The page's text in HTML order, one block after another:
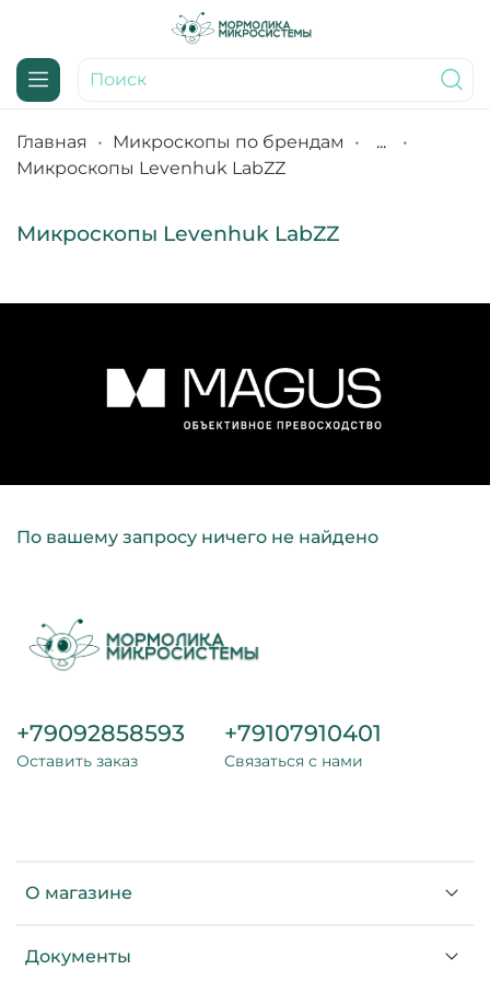
Главная Микроскопы по брендам
...
Микроскопы Levenhuk LabZZ
Микроскопы Levenhuk LabZZ
По вашему запросу ничего не найдено
О магазине
Документы
+79092858593
Оставить заказ
+79107910401
Связаться с нами